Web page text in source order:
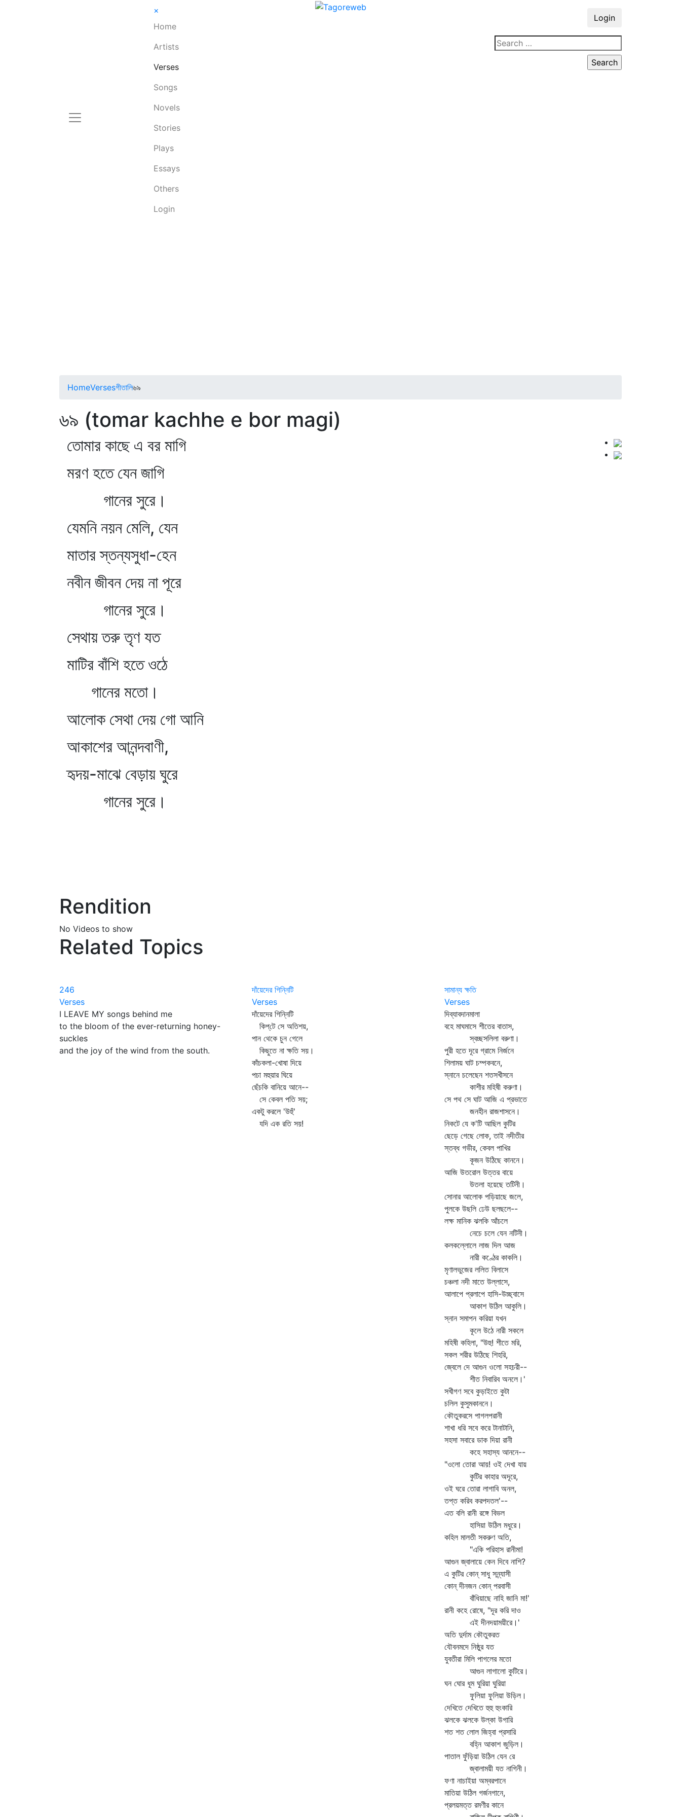
×
Home
Artists
Verses
Songs
Novels
Stories
Plays
Essays
Others
Login
Login
HomeVersesগীতালি৬৯
৬৯ (tomar kachhe e bor magi)
তোমার কাছে এ বর মাগি
মরণ হতে যেন জাগি
গানের সুরে।
যেমনি নয়ন মেলি, যেন
মাতার স্তন্যসুধা-হেন
নবীন জীবন দেয় না পূরে
গানের সুরে।
সেথায় তরু তৃণ যত
মাটির বাঁশি হতে ওঠে
গানের মতো।
আলোক সেথা দেয় গো আনি
আকাশের আনন্দবাণী,
হৃদয়-মাঝে বেড়ায় ঘুরে
গানের সুরে।
Rendition
No Videos to show
Related Topics
246
Verses
I LEAVE MY songs behind me
to the bloom of the ever-returning honey-
suckles
and the joy of the wind from the south.
দাঁয়েদের গিন্নিটি
Verses
দাঁয়েদের গিন্নিটি
কিপ্‌টে সে অতিশয়,
পান থেকে চুন গেলে
কিছুতে না ক্ষতি সয়।
কাঁচকলা-খোষা দিয়ে
পচা মহুয়ার ঘিয়ে
ছেঁচকি বানিয়ে আনে--
সে কেবল পতি সয়;
একটু করলে 'উহুঁ'
যদি এক রতি সয়!
সামান্য ক্ষতি
Verses
দিব্যাবদানমালা
বহে মাঘমাসে শীতের বাতাস,
স্বচ্ছসলিলা বরুণা।
পুরী হতে দূরে গ্রামে নির্জনে
শিলাময় ঘাট চম্পকবনে,
স্নানে চলেছেন শতসখীসনে
কাশীর মহিষী করুণা।
সে পথ সে ঘাট আজি এ প্রভাতে
জনহীন রাজশাসনে।
নিকটে যে ক'টি আছিল কুটির
ছেড়ে গেছে লোক, তাই নদীতীর
স্তব্ধ গভীর, কেবল পাখির
কূজন উঠিছে কাননে।
আজি উতরোল উত্তর বায়ে
উতলা হয়েছে তটিনী।
সোনার আলোক পড়িয়াছে জলে,
পুলকে উছলি ঢেউ ছলছলে--
লক্ষ মানিক ঝলকি আঁচলে
নেচে চলে যেন নটিনী।
কলকল্লোলে লাজ দিল আজ
নারী কণ্ঠের কাকলি।
মৃণালভুজের ললিত বিলাসে
চঞ্চলা নদী মাতে উল্লাসে,
আলাপে প্রলাপে হাসি-উচ্ছ্বাসে
আকাশ উঠিল আকুলি।
স্নান সমাপন করিয়া যখন
কূলে উঠে নারী সকলে
মহিষী কহিলা, "উহু! শীতে মরি,
সকল শরীর উঠিছে শিহরি,
জ্বেলে দে আগুন ওলো সহচরী--
শীত নিবারিব অনলে।'
সখীগণ সবে কুড়াইতে কুটা
চলিল কুসুমকাননে।
কৌতুকরসে পাগলপরানী
শাখা ধরি সবে করে টানাটানি,
সহসা সবারে ডাক দিয়া রানী
কহে সহাস্য আননে--
"ওলো তোরা আয়! ওই দেখা যায়
কুটির কাহার অদূরে,
ওই ঘরে তোরা লাগাবি অনল,
তপ্ত করিব করপদতল'--
এত বলি রানী রঙ্গে বিভল
হাসিয়া উঠিল মধুরে।
কহিল মালতী সকরুণ অতি,
"একি পরিহাস রানীমা!
আগুন জ্বালায়ে কেন দিবে নাশি?
এ কুটির কোন্‌ সাধু সন্ন্যাসী
কোন্‌ দীনজন কোন্‌ পরবাসী
বাঁধিয়াছে নাহি জানি মা!'
রানী কহে রোষে, "দূর করি দাও
এই দীনদয়াময়ীরে।'
অতি দুর্দাম কৌতুকরত
যৌবনমদে নিষ্ঠুর যত
যুবতীরা মিলি পাগলের মতো
আগুন লাগালো কুটিরে।
ঘন ঘোর ধূম ঘুরিয়া ঘুরিয়া
ফুলিয়া ফুলিয়া উড়িল।
দেখিতে দেখিতে হুহু হুংকারি
ঝলকে ঝলকে উল্কা উগারি
শত শত লোল জিহ্বা প্রসারি
বহ্নি আকাশ জুড়িল।
পাতাল ফুঁড়িয়া উঠিল যেন রে
জ্বালাময়ী যত নাগিনী।
ফণা নাচাইয়া অম্বরপানে
মাতিয়া উঠিল গর্জনগানে,
প্রলয়মত্ত রমণীর কানে